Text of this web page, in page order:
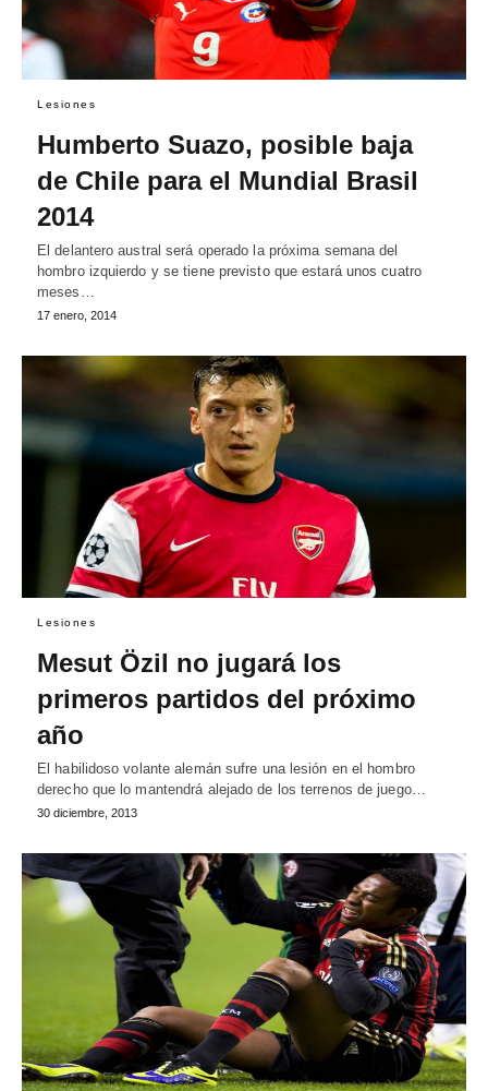
Lesiones
Humberto Suazo, posible baja
de Chile para el Mundial Brasil
2014
El delantero austral será operado la próxima semana del
hombro izquierdo y se tiene previsto que estará unos cuatro
meses…
17 enero, 2014
Lesiones
Mesut Özil no jugará los
primeros partidos del próximo
año
El habilidoso volante alemán sufre una lesión en el hombro
derecho que lo mantendrá alejado de los terrenos de juego…
30 diciembre, 2013